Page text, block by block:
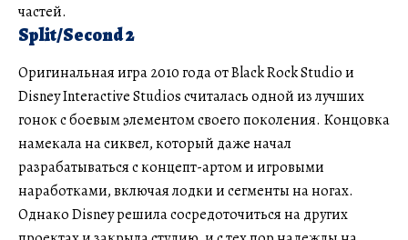
частей.
Split/Second 2
Оригинальная игра 2010 года от Black Rock Studio и
Disney Interactive Studios считалась одной из лучших
гонок с боевым элементом своего поколения. Концовка
намекала на сиквел, который даже начал
разрабатываться с концепт-артом и игровыми
наработками, включая лодки и сегменты на ногах.
Однако Disney решила сосредоточиться на других